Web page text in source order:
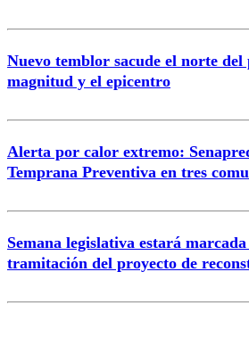
Nuevo temblor sacude el norte del
magnitud y el epicentro
Alerta por calor extremo:
Temprana Preventiva en tres
Semana legislativa estará
tramitación del proyecto de